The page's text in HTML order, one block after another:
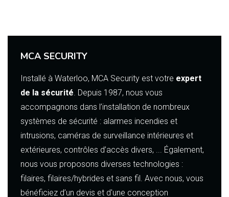
MCA SECURITY
Installé à Waterloo, MCA Security est votre expert
de la sécurité. Depuis 1987, nous vous
accompagnons dans l’installation de nombreux
systèmes de sécurité : alarmes incendies et
intrusions, caméras de surveillance intérieures et
extérieures, contrôles d’accès divers, ... Également,
nous vous proposons diverses technologies :
filaires, filaires/hybrides et sans fil. Avec nous, vous
bénéficiez d’un devis et d'une conception